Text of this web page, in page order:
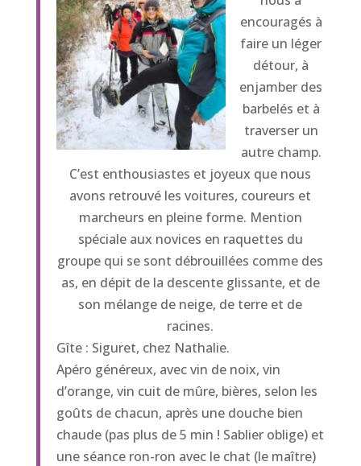
encouragés à
faire un léger
détour, à
enjamber des
barbelés et à
traverser un
autre champ.
C’est enthousiastes et joyeux que nous
avons retrouvé les voitures, coureurs et
marcheurs en pleine forme. Mention
spéciale aux novices en raquettes du
groupe qui se sont débrouillées comme des
as, en dépit de la descente glissante, et de
son mélange de neige, de terre et de
racines.
Gîte : Siguret, chez Nathalie.
Apéro généreux, avec vin de noix, vin
d’orange, vin cuit de mûre, bières, selon les
goûts de chacun, après une douche bien
chaude (pas plus de 5 min ! Sablier oblige) et
une séance ron-ron avec le chat (le maître)